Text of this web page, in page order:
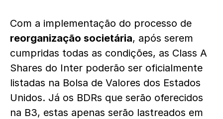
Com a implementação do processo de
reorganização societária, após serem
cumpridas todas as condições, as Class A
Shares do Inter poderão ser oficialmente
listadas na Bolsa de Valores dos Estados
Unidos. Já os BDRs que serão oferecidos
na B3, estas apenas serão lastreados em